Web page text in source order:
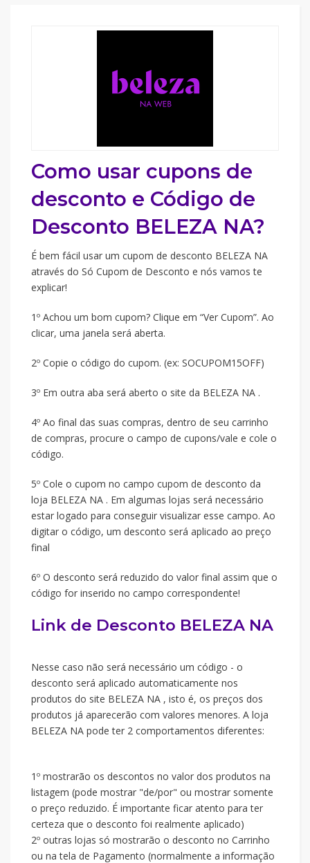
Como usar cupons de
desconto e Código de
Desconto BELEZA NA?
É bem fácil usar um cupom de desconto BELEZA NA
através do Só Cupom de Desconto e nós vamos te
explicar!
1º Achou um bom cupom? Clique em “Ver Cupom”. Ao
clicar, uma janela será aberta.
2º Copie o código do cupom. (ex: SOCUPOM15OFF)
3º Em outra aba será aberto o site da BELEZA NA .
4º Ao final das suas compras, dentro de seu carrinho
de compras, procure o campo de cupons/vale e cole o
código.
5º Cole o cupom no campo cupom de desconto da
loja BELEZA NA . Em algumas lojas será necessário
estar logado para conseguir visualizar esse campo. Ao
digitar o código, um desconto será aplicado ao preço
final
6º O desconto será reduzido do valor final assim que o
código for inserido no campo correspondente!
Link de Desconto BELEZA NA
Nesse caso não será necessário um código - o
desconto será aplicado automaticamente nos
produtos do site BELEZA NA , isto é, os preços dos
produtos já aparecerão com valores menores. A loja
BELEZA NA pode ter 2 comportamentos diferentes:
1º mostrarão os descontos no valor dos produtos na
listagem (pode mostrar "de/por" ou mostrar somente
o preço reduzido. É importante ficar atento para ter
certeza que o desconto foi realmente aplicado)
2º outras lojas só mostrarão o desconto no Carrinho
ou na tela de Pagamento (normalmente a informação